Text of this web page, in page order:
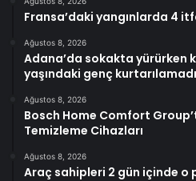
Fransa’daki yangınlarda 4
Ağustos 8, 2026
Adana’da sokakta yürürken
yaşındaki genç kurtarılamadı
Ağustos 8, 2026
Bosch Home Comfort
Temizleme Cihazları
Ağustos 8, 2026
Araç sahipleri 2 gün içinde o